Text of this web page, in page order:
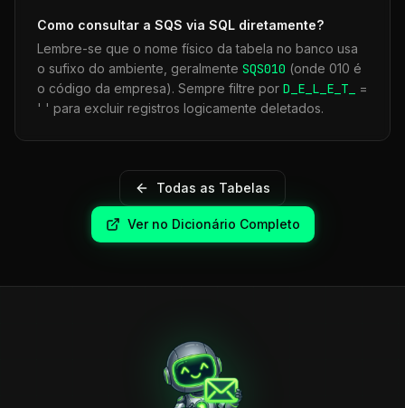
Como consultar a SQS via SQL diretamente?
Lembre-se que o nome físico da tabela no banco usa
o sufixo do ambiente, geralmente SQS010 (onde 010 é
o código da empresa). Sempre filtre por D_E_L_E_T_
=
' ' para excluir registros logicamente deletados.
Todas as Tabelas
Ver no Dicionário Completo